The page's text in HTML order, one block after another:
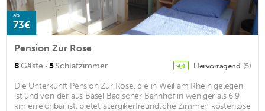
ab
73€
Pension Zur Rose
8Gäste · 5Schlafzimmer 9,4 Hervorragend (5)
Die Unterkunft Pension Zur Rose, die in Weil am Rhein gelegen
ist und von der aus Basel Badischer Bahnhof in weniger als 6,9
km erreichbar ist, bietet allergikerfreundliche Zimmer, kostenlose